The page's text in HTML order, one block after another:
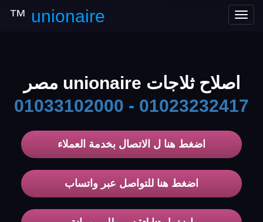
Toggle
unionaire
™
اصلاح ثلاجات unionaire مصر
01023232417
-
01033102000
اضغط هنا ل الاتصال بخدمة العملاء
اضغط هنا للتواصل عبر واتساب